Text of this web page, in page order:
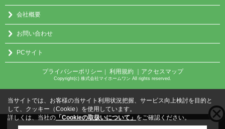
会社概要
お問い合わせ
PCサイト
プライバシーポリシー 利用規約 ｜アクセスマップ
Copyright(c) 株式会社マイホームワン All rights reserved.
当サイトでは、お客様の当サイト利用状況把握、サービス向上検討を目的と
して、クッキー（Cookie）を使用しています。
詳しくは、当社の 「Cookieの取扱いについて」 をご確認ください。